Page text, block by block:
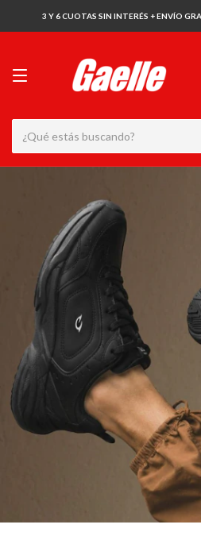
3 Y 6 CUOTAS SIN INTERÉS + ENVÍO